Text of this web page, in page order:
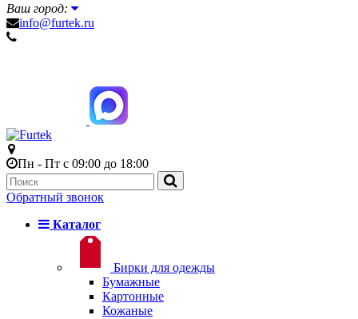
Ваш город:
info@furtek.ru
Пн - Пт с 09:00 до 18:00
Обратный звонок
Каталог
Бирки для одежды
Бумажные
Картонные
Кожаные